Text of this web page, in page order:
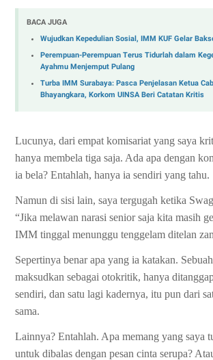
BACA JUGA
Wujudkan Kepedulian Sosial, IMM KUF Gelar
Perempuan-Perempuan Terus Tidurlah dalam
Ayahmu Menjemput Pulang
Turba IMM Surabaya: Pasca Penjelasan Ketua
Bhayangkara, Korkom UINSA Beri Catatan Kritis
Lucunya, dari empat komisariat yang saya
hanya membela tiga saja. Ada apa dengan
ia bela? Entahlah, hanya ia sendiri yang tahu.
Namun di sisi lain, saya tergugah ketika
“Jika melawan narasi senior saja kita masih
IMM tinggal menunggu tenggelam ditelan
Sepertinya benar apa yang ia katakan.
maksudkan sebagai otokritik, hanya
sendiri, dan satu lagi kadernya, itu pun dari
sama.
Lainnya? Entahlah. Apa memang yang saya
untuk dibalas dengan pesan cinta serupa?